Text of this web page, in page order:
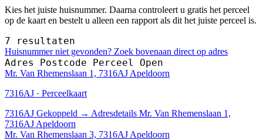
Kies het juiste huisnummer. Daarna controleert u gratis het perceel
op de kaart en bestelt u alleen een rapport als dit het juiste perceel is.
7 resultaten
Huisnummer niet gevonden? Zoek bovenaan direct op adres
Adres Postcode Perceel Open
Mr. Van Rhemenslaan 1, 7316AJ Apeldoorn
7316AJ · Perceelkaart
7316AJ Gekoppeld → Adresdetails Mr. Van Rhemenslaan 1,
7316AJ Apeldoorn
Mr. Van Rhemenslaan 3, 7316AJ Apeldoorn